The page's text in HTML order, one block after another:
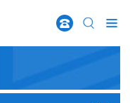
恒温搅拌反应浴